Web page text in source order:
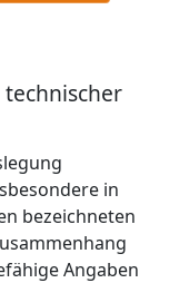
in
bezeichneten
Angaben